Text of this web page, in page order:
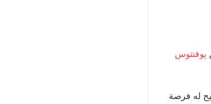
يوفنتوس
له فرصة